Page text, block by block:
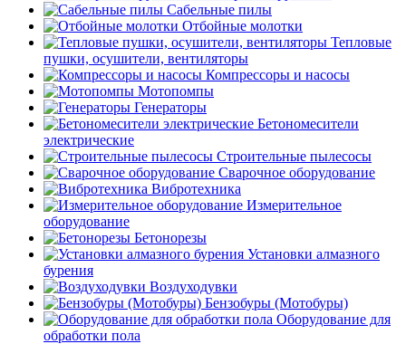
Сабельные пилы
Отбойные молотки
Тепловые
пушки, осушители, вентиляторы
Компрессоры и насосы
Мотопомпы
Генераторы
Бетономесители
электрические
Строительные пылесосы
Сварочное оборудование
Вибротехника
Измерительное
оборудование
Бетонорезы
Установки алмазного
бурения
Воздуходувки
Бензобуры (Мотобуры)
Оборудование для
обработки пола